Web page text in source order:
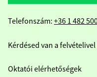
Telefonszám: +36 1 482
Kérdésed van a
Oktatói elérhetőségek